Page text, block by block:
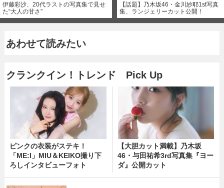
伊藤彩沙、20代ラストの写真集で見せ
た“大人の甘さ”
【話題】乃木坂46・金川紗耶1st写真
集、ランジェリーカット公開！
あわせて読みたい
クランクイン！トレンド Pick Up
ピンクの衣装がステキ！
「ME:I」MIU＆KEIKO撮り下
ろしインタビューフォト
【大胆カット満載】乃木坂
46・与田祐希3rd写真集『ヨー
ダ』公開カット